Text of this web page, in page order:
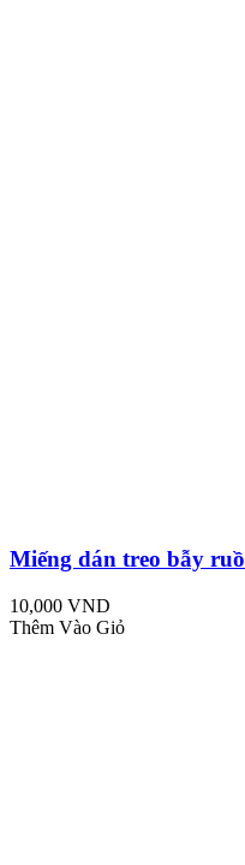
Miếng dán treo bẫy
10,000 VND
Thêm Vào Giỏ